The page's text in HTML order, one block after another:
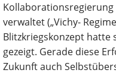
verwaltet („Vichy-
Blitzkriegskonzept hatte
gezeigt. Gerade diese
Zukunft auch